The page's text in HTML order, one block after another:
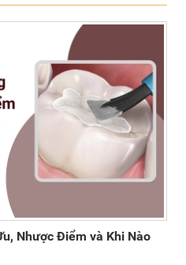
Nhược Điểm và Khi Nào